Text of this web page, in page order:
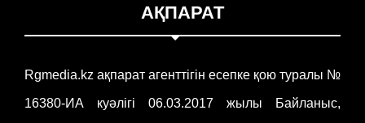
АҚПАРАТ
Rgmedia.kz ақпарат агенттігін есепке қою туралы №
16380-ИА куәлігі 06.03.2017 жылы Байланыс,